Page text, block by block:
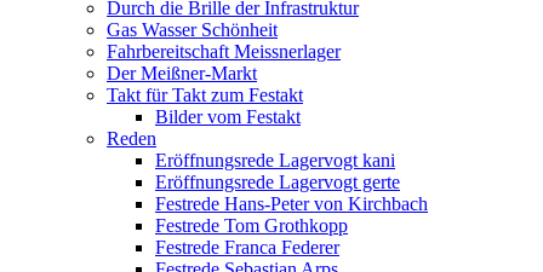
Durch die Brille der Infrastruktur
Gas Wasser Schönheit
Fahrbereitschaft Meissnerlager
Der Meißner-Markt
Takt für Takt zum Festakt
Bilder vom Festakt
Reden
Eröffnungsrede Lagervogt kani
Eröffnungsrede Lagervogt gerte
Festrede Hans-Peter von Kirchbach
Festrede Tom Grothkopp
Festrede Franca Federer